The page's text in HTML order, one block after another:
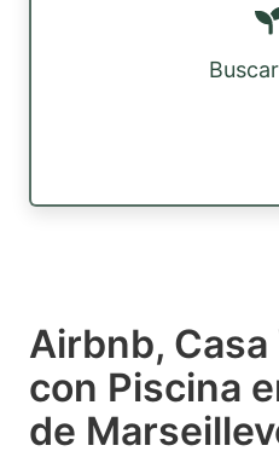
Airbnb,
con Piscina
de